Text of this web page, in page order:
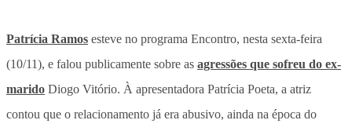
Patrícia Ramos esteve no programa Encontro, nesta sexta-feira
(10/11), e falou publicamente sobre as agressões que sofreu do ex-
marido Diogo Vitório. À apresentadora Patrícia Poeta, a atriz
contou que o relacionamento já era abusivo, ainda na época do